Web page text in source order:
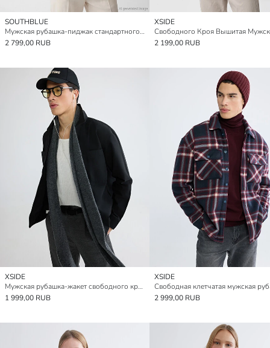
SOUTHBLUE
Мужская рубашка-пиджак стандартного кроя
2 799,00 RUB
XSIDE
2 199,00 RUB
XSIDE
Мужская рубашка-жакет свободного кроя из габардина
1 999,00 RUB
XSIDE
2 999,00 RUB